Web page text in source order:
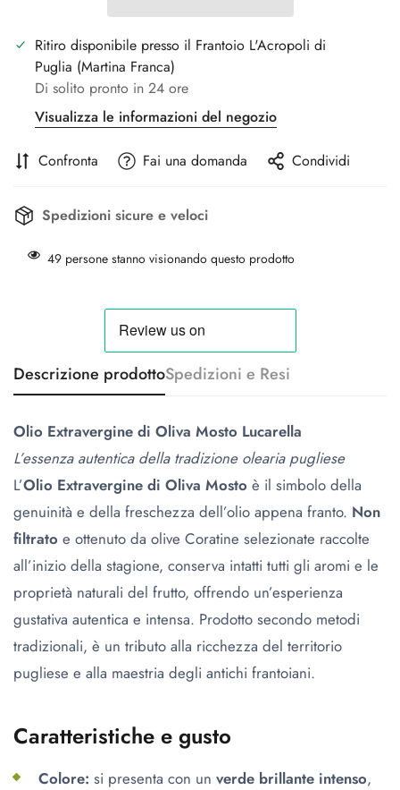
Ritiro disponibile presso il Frantoio L'Acropoli di
Puglia (Martina Franca)
Di solito pronto in 24 ore
Visualizza le informazioni del negozio
Confronta Fai una domanda Condividi
Spedizioni sicure e veloci
49 persone stanno visionando questo prodotto
Descrizione prodottoSpedizioni e Resi
Olio Extravergine di Oliva Mosto Lucarella
L’essenza autentica della tradizione olearia pugliese
L’Olio Extravergine di Oliva Mosto è il simbolo della
genuinità e della freschezza dell’olio appena franto. Non
filtrato e ottenuto da olive Coratine selezionate raccolte
all’inizio della stagione, conserva intatti tutti gli aromi e le
proprietà naturali del frutto, offrendo un’esperienza
gustativa autentica e intensa. Prodotto secondo metodi
tradizionali, è un tributo alla ricchezza del territorio
pugliese e alla maestria degli antichi frantoiani.
Caratteristiche e gusto
Colore: si presenta con un verde brillante intenso,